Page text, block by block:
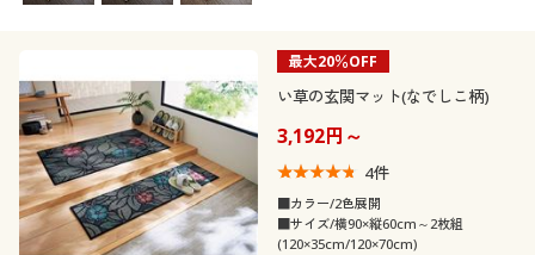
最大20％OFF
い草の玄関マット(なでしこ柄)
3,192円～
4件
■カラー/2色展開
■サイズ/横90×縦60cm～2枚組
(120×35cm/120×70cm)